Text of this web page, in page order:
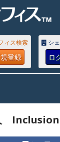
ィス検索
登録
シ
ロ